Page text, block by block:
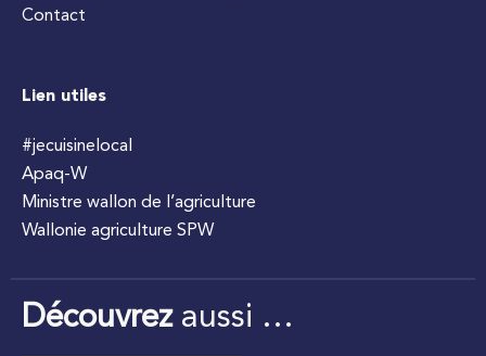
Contact
Lien utiles
#jecuisinelocal
Apaq-W
Ministre wallon de l’agriculture
Wallonie agriculture SPW
Découvrezaussi …